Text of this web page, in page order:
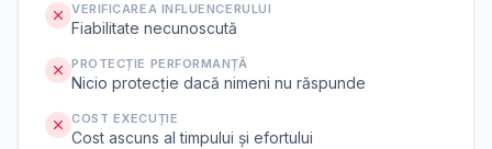
VERIFICAREA INFLUENCERULUI
Fiabilitate necunoscută
PROTECȚIE PERFORMANȚĂ
Nicio protecție dacă nimeni nu răspunde
COST EXECUȚIE
Cost ascuns al timpului și efortului